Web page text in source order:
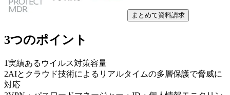
まとめて資料請求
3つのポイント
1実績あるウイルス対策容量
2AIとクラウド技術によるリアルタイムの多層保護で脅威に
対応